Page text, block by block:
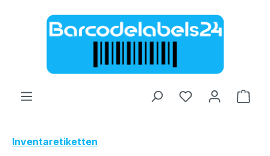
Zum Hauptinhalt springen
Inventaretiketten